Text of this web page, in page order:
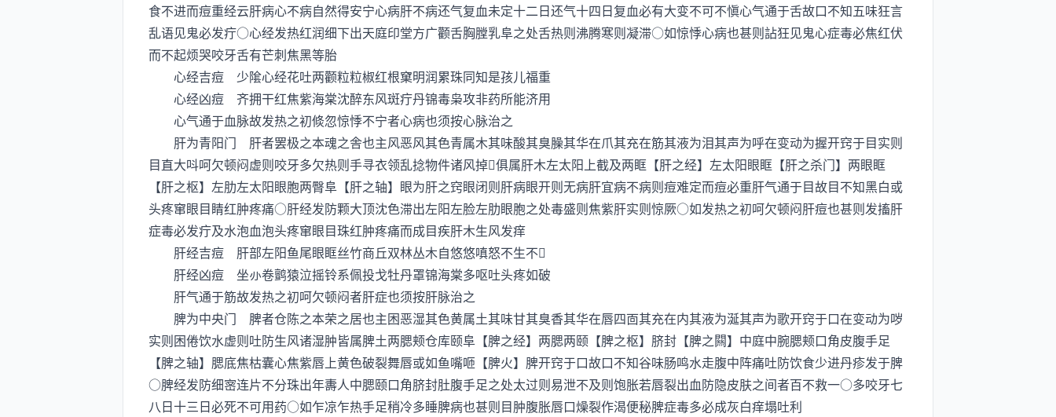
食不进而痘重经云肝病心不病自然得安宁心病肝不病还气复血未定十二日还气十四日复血必有大变不可不愼心气通于舌故口不知五味狂言
乱语见鬼必发疔○心经发热红润细下出天庭印堂方广颧舌胸膛乳阜之处舌热则沸腾寒则凝滞○如惊悸心病也甚则詀狂见鬼心症毒必焦红伏
而不起烦哭咬牙舌有芒刺焦黑等胎
心经吉痘 少隂心经花吐两颧粒粒椒红根窠明润累珠同知是孩儿福重
心经凶痘 齐拥干红焦紫海棠沈醉东风斑疔丹锦毒枭攻非药所能济用
心气通于血脉故发热之初倐忽惊悸不宁者心病也须按心脉治之
肝为青阳门 肝者罢极之本魂之舎也主风恶风其色青属木其味酸其臭臊其华在爪其充在筋其液为泪其声为呼在变动为握开窍于目实则
目直大呌呵欠顿闷虚则咬牙多欠热则手寻衣领乱捻物件诸风掉俱属肝木左太阳上截及两眶【肝之经】左太阳眼眶【肝之杀门】两眼眶
【肝之枢】左肋左太阳眼胞两臀阜【肝之轴】眼为肝之窍眼闭则肝病眼开则无病肝宜病不病则痘难定而痘必重肝气通于目故目不知黑白或
头疼窜眼目睛红肿疼痛○肝经发防颗大顶沈色滞出左阳左脸左肋眼胞之处毒盛则焦紫肝实则惊厥○如发热之初呵欠顿闷肝痘也甚则发搐肝
症毒必发疔及水泡血泡头疼窜眼目珠红肿疼痛而成目疾肝木生风发痒
肝经吉痘 肝部左阳鱼尾眼眶丝竹商丘双林丛木自悠悠嗔怒不生不
肝经凶痘 坐卷鹯猿泣摇铃系佩投戈牡丹罩锦海棠多呕吐头疼如破
肝气通于筋故发热之初呵欠顿闷者肝症也须按肝脉治之
脾为中央门 脾者仓陈之本荣之居也主困恶湿其色黄属土其味甘其臭香其华在唇四靣其充在内其液为涎其声为歌开窍于口在变动为哕
实则困倦饮水虚则吐防生风诸湿肿皆属脾土两腮颊仓库颐阜【脾之经】两腮两颐【脾之枢】脐封【脾之闗】中庭中腕腮颊口角皮腹手足
【脾之轴】腮底焦枯囊心焦紫唇上黄色破裂舞唇或如鱼嘴咂【脾火】脾开窍于口故口不知谷味肠鸣水走腹中阵痛吐防饮食少进丹疹发于脾
○脾经发防细宻连片不分珠出年夀人中腮颐口角脐封肚腹手足之处太过则易泄不及则饱胀若唇裂出血防隐皮肤之间者百不救一○多咬牙七
八日十三日必死不可用药○如乍凉乍热手足稍冷多睡脾病也甚则目肿腹胀唇口燥裂作渴便秘脾症毒多必成灰白痒塌吐利